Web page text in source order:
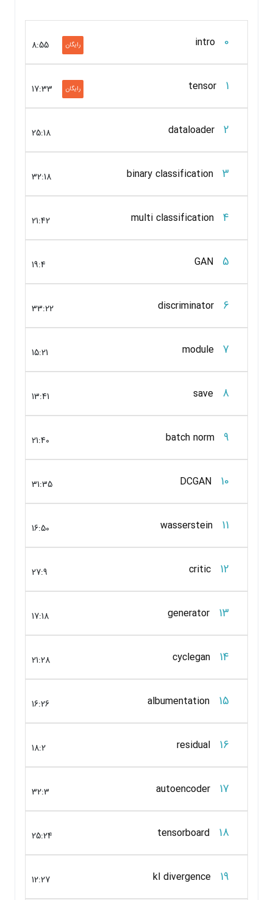
0
intro
8:55 رایگان
1
tensor
17:33 رایگان
2
dataloader
25:18
3
binary classification
32:18
4
multi classification
21:42
5
GAN
19:4
6
discriminator
33:22
7
module
15:21
8
save
13:41
9
batch norm
21:40
10
DCGAN
31:35
11
wasserstein
16:50
12
critic
27:9
13
generator
17:18
14
cyclegan
21:28
15
albumentation
16:26
16
residual
18:2
17
autoencoder
32:3
18
tensorboard
25:24
19
kl divergence
12:27